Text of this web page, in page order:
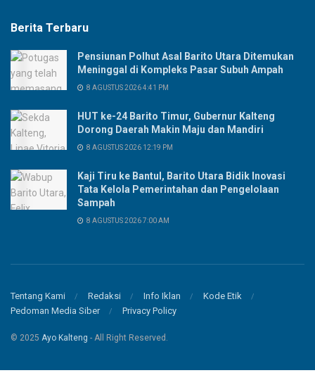
Berita Terbaru
Pensiunan Polhut Asal Barito Utara Ditemukan
Meninggal di Kompleks Pasar Subuh Ampah
8 AGUSTUS 2026 4:41 PM
HUT ke-24 Barito Timur, Gubernur Kalteng
Dorong Daerah Makin Maju dan Mandiri
8 AGUSTUS 2026 12:19 PM
Kaji Tiru ke Bantul, Barito Utara Bidik Inovasi
Tata Kelola Pemerintahan dan Pengelolaan
Sampah
8 AGUSTUS 2026 7:00 AM
Tentang Kami Redaksi Info Iklan
Kode Etik
Pedoman Media Siber
Privacy Policy
© 2025 Ayo Kalteng - All Right Reserved.